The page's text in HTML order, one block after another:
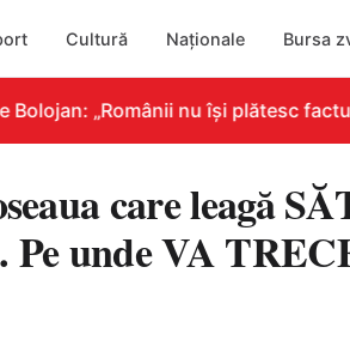
Cultură Naționale Bursa
„Românii nu își plătesc
care leagă
unde VA